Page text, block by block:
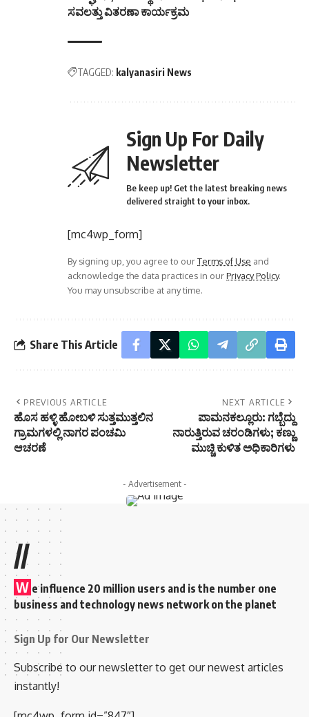
ಸವಲತ್ತು ವಿತರಣಾ ಕಾರ್ಯಕ್ರಮ
TAGGED: kalyanasiri News
Sign Up For Daily
Newsletter
Be keep up! Get the latest breaking news
delivered straight to your inbox.
[mc4wp_form]
By signing up, you agree to ourTerms of Use and
acknowledge the data practices in ourPrivacy Policy.
You may unsubscribe at any time.
Share This Article
PREVIOUS ARTICLE
ಹೊಸ ಹಳ್ಳಿ ಹೋಬಳಿ ಸುತ್ತಮುತ್ತಲಿನ
ಗ್ರಾಮಗಳಲ್ಲಿ ನಾಗರ ಪಂಚಮಿ
ಆಚರಣೆ
NEXT ARTICLE
ಪಾಮನಕಲ್ಲೂರು: ಗಬ್ಬೆದ್ದು
ನಾರುತ್ತಿರುವ ಚರಂಡಿಗಳು; ಕಣ್ಣು
ಮುಚ್ಚಿ ಕುಳಿತ ಅಧಿಕಾರಿಗಳು
- Advertisement -
//
W e influence 20 million users and is the number one
business and technology news network on the planet
Sign Up for Our Newsletter
Subscribe to our newsletter to get our newest articles
instantly!